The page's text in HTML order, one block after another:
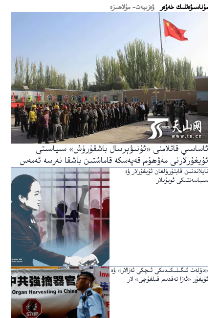
ﻣﯘﻧﺎﺳﯩﯟﻩﺗﻠﯩﻚ ﺧﻪﯞﻩﺭ ۋەزىيەت- مۇلاھىزە
ئاساسىي قاتلامنى «ئۇنىۋېرسال باشقۇرۇش» سىياسىتى
ئۇيغۇرلارنى مەۋھۇم قەپەسكە قاماشتىن باشقا نەرسە ئەمەس
تايلاندتىن قايتۇرۇلغان ئۇيغۇرلار ۋە
سىياسەتتىكى ئويۇنلار
«دۆلەت ئىگىلىكىدىكى ئىچكى ئەزالار» ۋە
ئۇيغۇر «ئەزا تەقدىم قىلغۇچى» لار